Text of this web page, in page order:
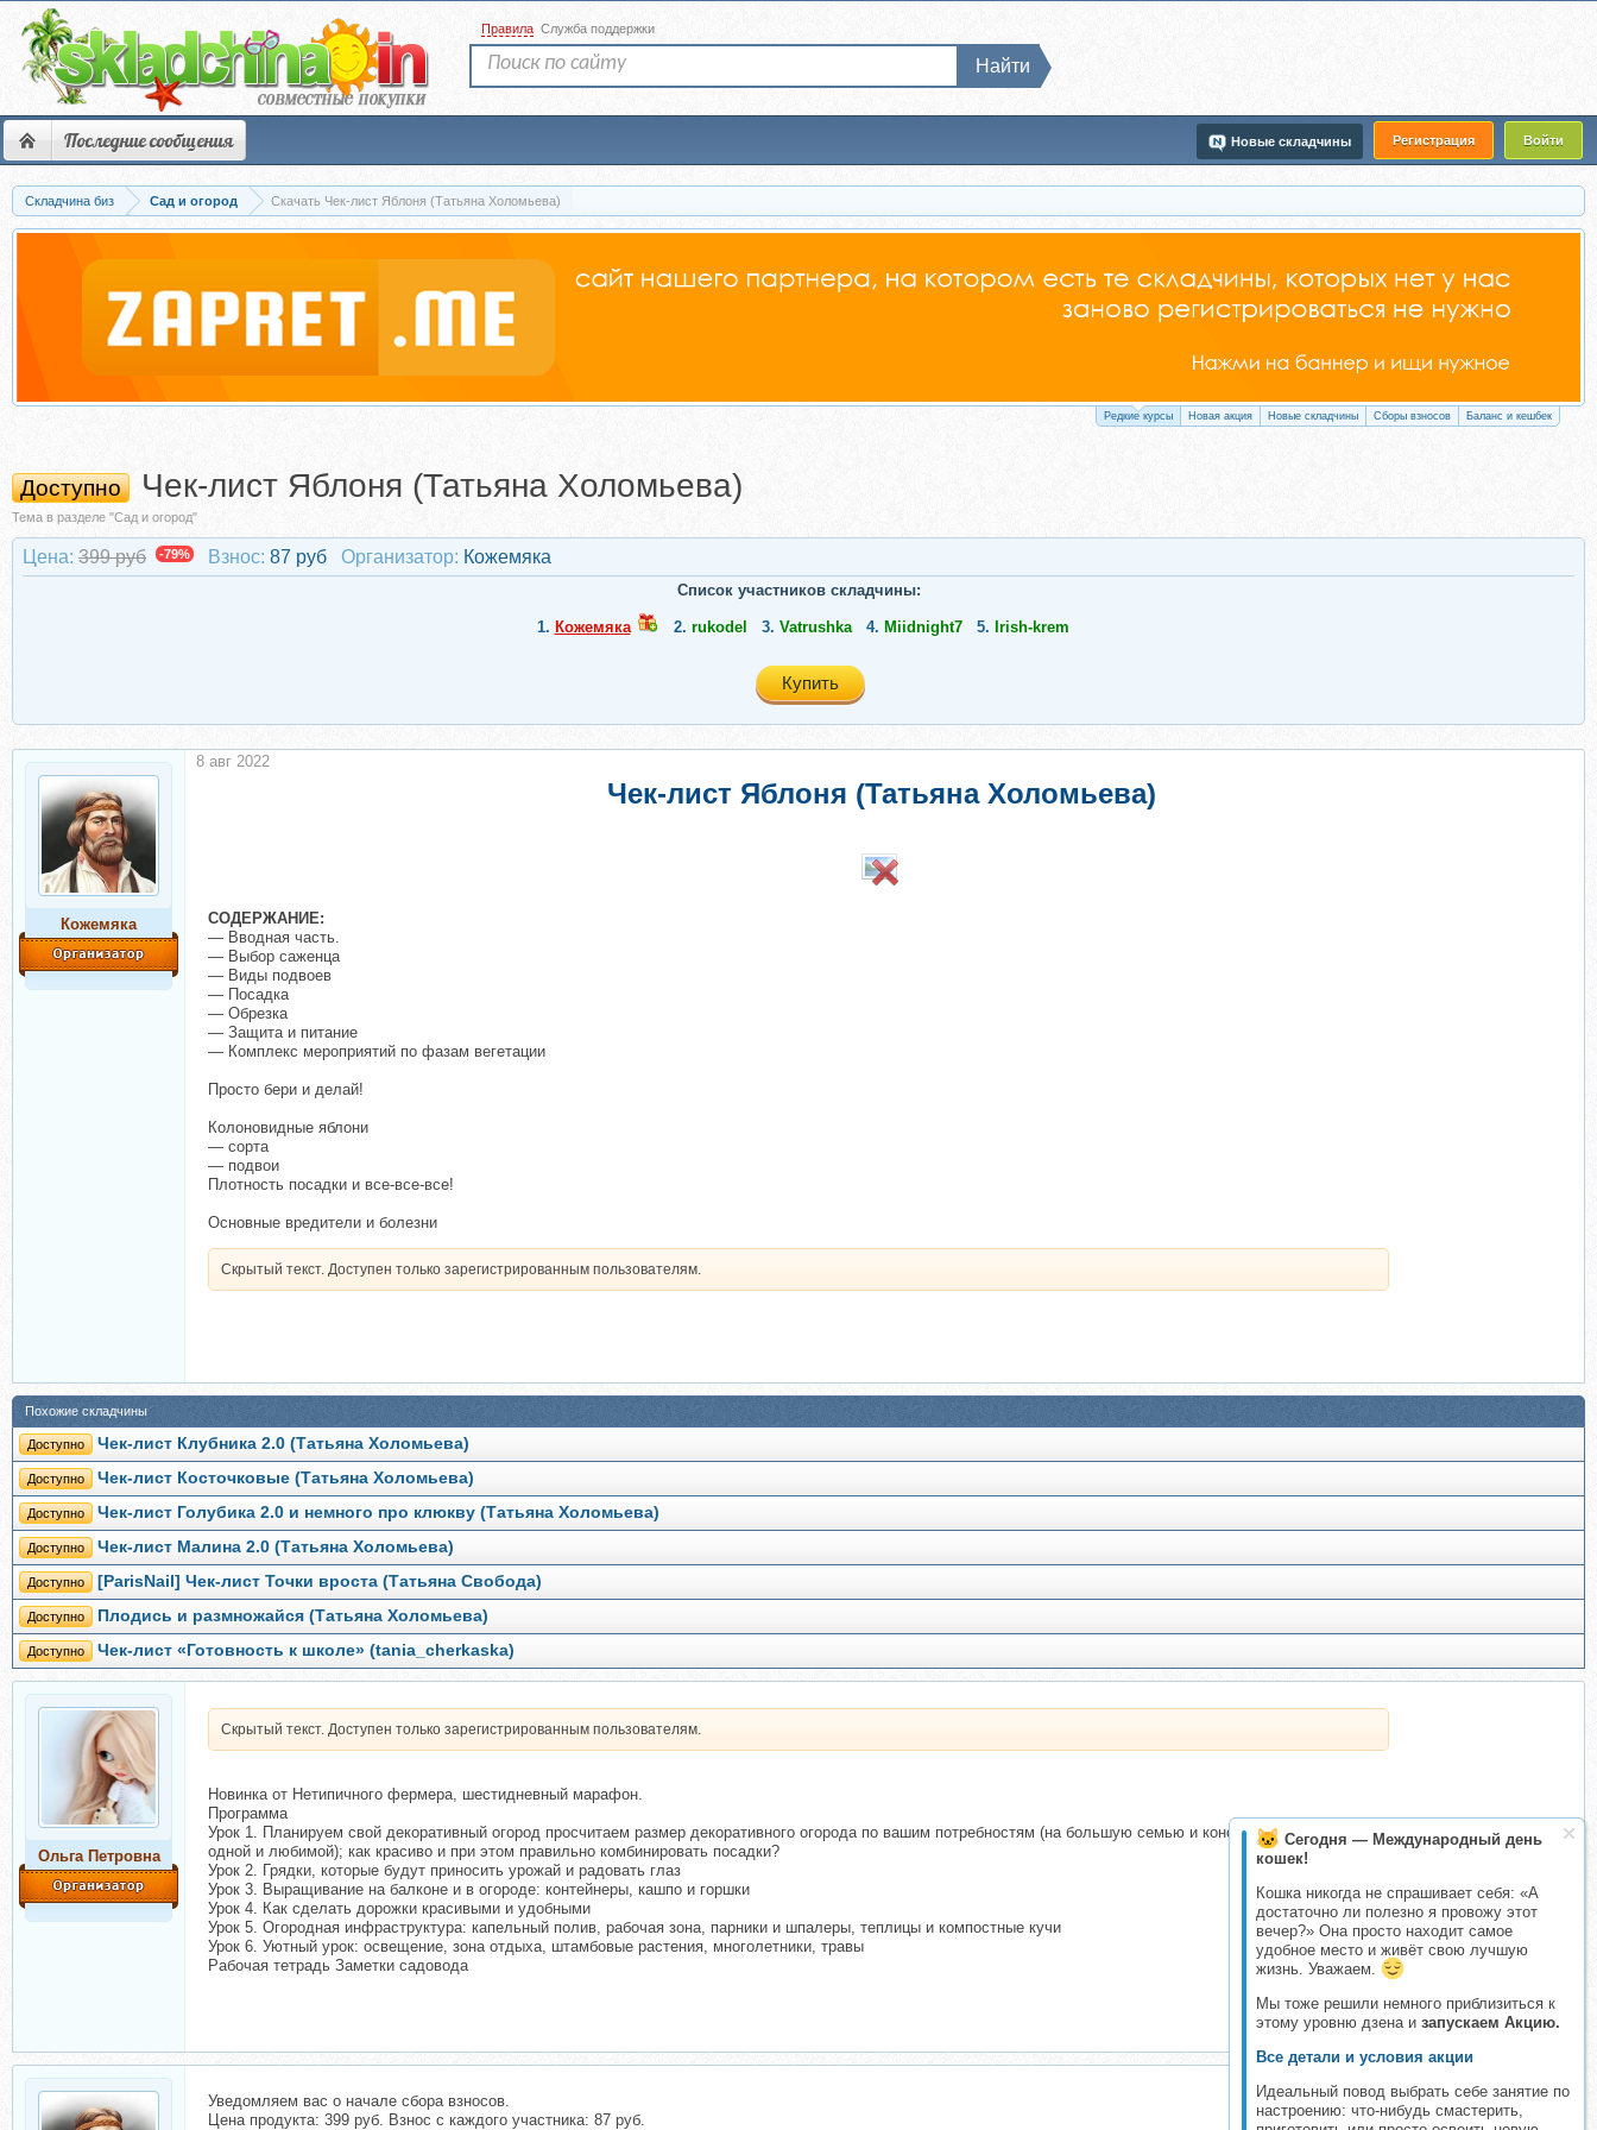
Последние сообщения Регистрация Войти
Новые складчины
Правила Служба поддержки
Найти
Складчина биз Сад и огород Скачать Чек-лист Яблоня (Татьяна Холомьева)
Редкие курсы Новая акция Новые складчины Сборы взносов Баланс и кешбек
Сегодня — Международный день
кошек!
Кошка никогда не спрашивает себя: «А
достаточно ли полезно я провожу этот
вечер?» Она просто находит самое
удобное место и живёт свою лучшую
жизнь. Уважаем.
Мы тоже решили немного приблизиться к
этому уровню дзена и запускаем Акцию.
Все детали и условия акции
Идеальный повод выбрать себе занятие по
настроению: что-нибудь смастерить,
Доступно Чек-лист Яблоня (Татьяна Холомьева)
Тема в разделе "Сад и огород"
Цена: 399 руб -79% Взнос: 87 руб Организатор: Кожемяка
Список участников складчины:
1. Кожемяка 2. rukodel 3. Vatrushka 4. Miidnight7 5. Irish-krem
Купить
Кожемяка
Чек-лист Яблоня (Татьяна Холомьева)
СОДЕРЖАНИЕ:
— Вводная часть.
— Выбор саженца
— Виды подвоев
— Посадка
— Обрезка
— Защита и питание
— Комплекс мероприятий по фазам вегетации
Просто бери и делай!
Колоновидные яблони
— сорта
— подвои
Плотность посадки и все-все-все!
Основные вредители и болезни
Скрытый текст. Доступен только зарегистрированным пользователям.
8 авг 2022
Похожие складчины
Доступно Чек-лист Клубника 2.0 (Татьяна Холомьева)
Доступно Чек-лист Косточковые (Татьяна Холомьева)
Доступно Чек-лист Голубика 2.0 и немного про клюкву (Татьяна Холомьева)
Доступно Чек-лист Малина 2.0 (Татьяна Холомьева)
Доступно [ParisNail] Чек-лист Точки вроста (Татьяна Свобода)
Доступно Плодись и размножайся (Татьяна Холомьева)
Доступно Чек-лист «Готовность к школе» (tania_cherkaska)
Ольга Петровна
Скрытый текст. Доступен только зарегистрированным пользователям.
Новинка от Нетипичного фермера, шестидневный марафон.
Программа
Урок 1. Планируем свой декоративный огород просчитаем размер декоративного огорода по вашим потребностям (на большую семью и консервацию, стандартную семью, для себя
одной и любимой); как красиво и при этом правильно комбинировать посадки?
Урок 2. Грядки, которые будут приносить урожай и радовать глаз
Урок 3. Выращивание на балконе и в огороде: контейнеры, кашпо и горшки
Урок 4. Как сделать дорожки красивыми и удобными
Урок 5. Огородная инфраструктура: капельный полив, рабочая зона, парники и шпалеры, теплицы и компостные кучи
Урок 6. Уютный урок: освещение, зона отдыха, штамбовые растения, многолетники, травы
Рабочая тетрадь Заметки садовода
Уведомляем вас о начале сбора взносов.
Цена продукта: 399 руб. Взнос с каждого участника: 87 руб.